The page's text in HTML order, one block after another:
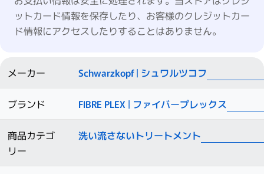
ットカード情報を保存したり、お客様のクレジットカー
ド情報にアクセスしたりすることはありません。
メーカー Schwarzkopf | シュワルツコフ
ブランド FIBRE PLEX | ファイバープレックス
商品カテゴ
リー
洗い流さないトリートメント